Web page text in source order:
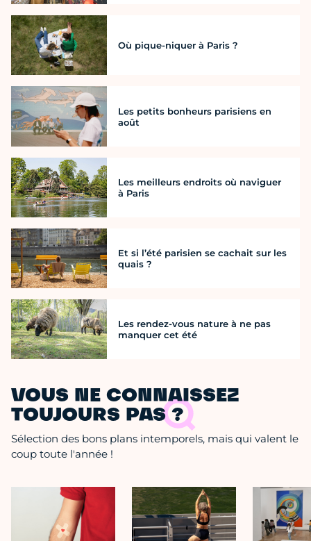
Où pique-niquer à Paris ?
Les petits bonheurs parisiens en
août
Les meilleurs endroits où naviguer
à Paris
Et si l’été parisien se cachait sur les
quais ?
Les rendez-vous nature à ne pas
manquer cet été
VOUS NE CONNAISSEZ
TOUJOURS PAS ?
Sélection des bons plans intemporels, mais qui valent le
coup toute l'année !